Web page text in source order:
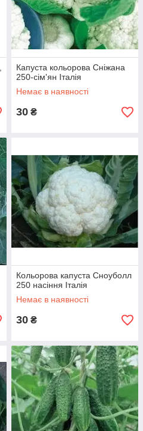
Капуста кольорова Сніжана
250-сім'ян Італія
Немає в наявності
30 ₴
Кольорова капуста Сноуболл
250 насіння Італія
Немає в наявності
30 ₴